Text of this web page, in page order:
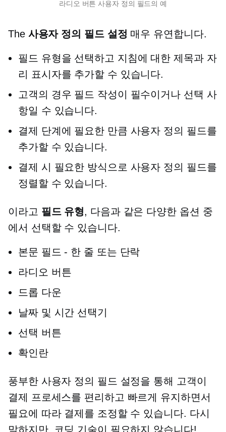
라디오 버튼 사용자 정의 필드의 예
The 사용자 정의 필드 설정 매우 유연합니다.
필드 유형을 선택하고 지침에 대한 제목과 자
리 표시자를 추가할 수 있습니다.
고객의 경우 필드 작성이 필수이거나 선택 사
항일 수 있습니다.
결제 단계에 필요한 만큼 사용자 정의 필드를
추가할 수 있습니다.
결제 시 필요한 방식으로 사용자 정의 필드를
정렬할 수 있습니다.
이라고 필드 유형, 다음과 같은 다양한 옵션 중
에서 선택할 수 있습니다.
본문 필드 - 한 줄 또는 단락
라디오 버튼
드롭 다운
날짜 및 시간 선택기
선택 버튼
확인란
풍부한 사용자 정의 필드 설정을 통해 고객이
결제 프로세스를 편리하고 빠르게 유지하면서
필요에 따라 결제를 조정할 수 있습니다. 다시
말하지만, 코딩 기술이 필요하지 않습니다!